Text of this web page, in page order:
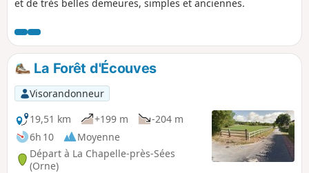
et de très belles demeures, simples et anciennes.
La Forêt d'Écouves
Visorandonneur
19,51 km
+199 m
-204 m
6h 10
Moyenne
Départ à La Chapelle-près-Sées
(Orne)